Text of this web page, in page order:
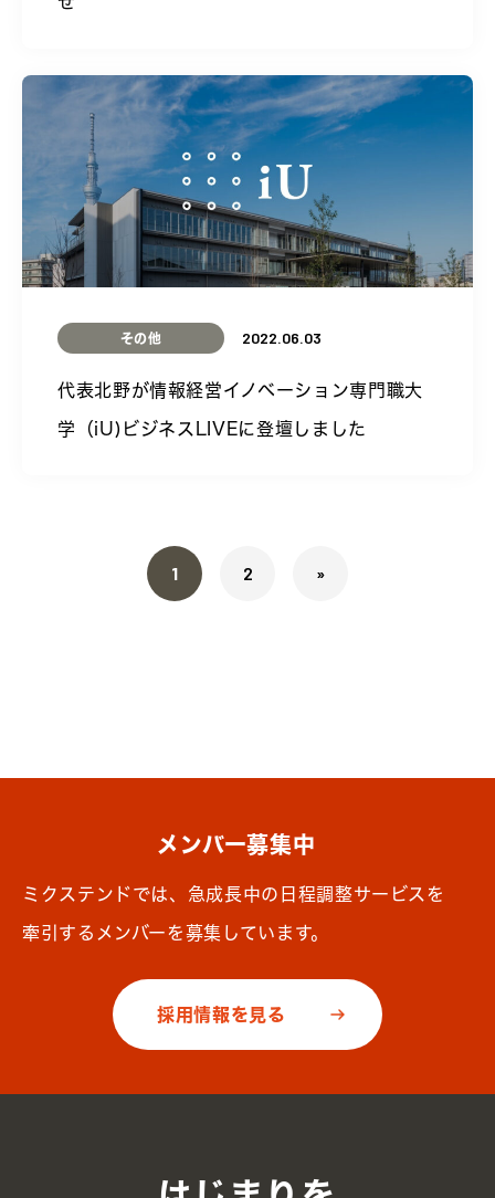
その他 2022.06.03
代表北野が情報経営イノベーション専門職大
学（iU)ビジネスLIVEに登壇しました
1 2 »
メンバー募集中
ミクステンドでは、急成長中の日程調整サービスを
牽引するメンバーを募集しています。
採用情報を見る